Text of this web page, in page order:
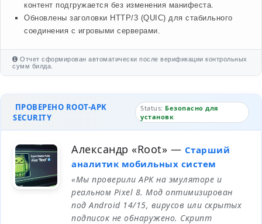
контент подгружается без изменения манифеста.
Обновлены заголовки HTTP/3 (QUIC) для стабильного
соединения с игровыми серверами.
Отчет сформирован автоматически после верификации контрольных
сумм билда.
ПРОВЕРЕНО ROOT-APK
SECURITY
Status: Безопасно для
установк
Александр «Root» — Старший
аналитик мобильных систем
«Мы проверили APK на эмуляторе и
реальном Pixel 8. Мод оптимизирован
под Android 14/15, вирусов или скрытых
подписок не обнаружено. Скрипт